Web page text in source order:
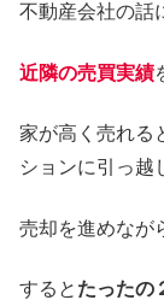
不動産会社の話
近隣の売買実績
家が高く売れる
ションに引っ越
売却を進めなが
すると たったの